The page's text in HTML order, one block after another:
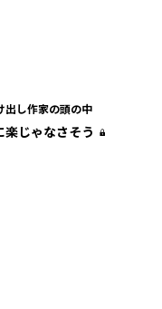
出し作家の頭の中
楽じゃなさそう